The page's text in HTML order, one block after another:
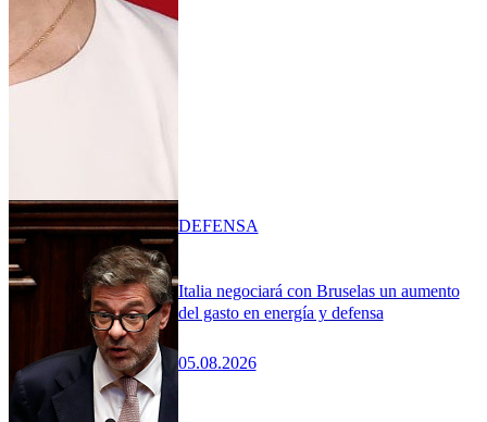
Italia negociará con Bruselas un aumento
del gasto en energía y defensa
05.08.2026
DEFENSA